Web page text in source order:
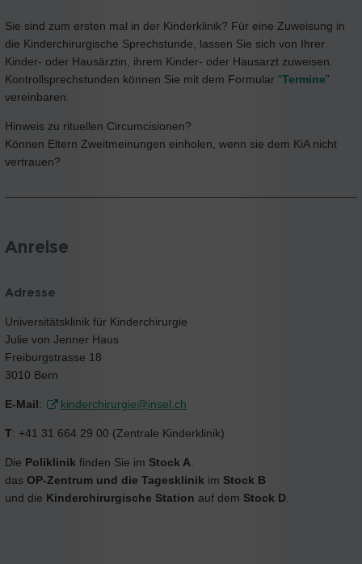
Sie sind zum ersten mal in der Kinderklinik? Für eine Zuweisung in
die Kinderchirurgische Sprechstunde, lassen Sie sich von Ihrer
Kinder- oder Hausärztin, ihrem Kinder- oder Hausarzt zuweisen.
Kontrollsprechstunden können Sie mit dem Formular “Termine”
vereinbaren.
Hinweis zu rituellen Circumcisionen?
Können Eltern Zweitmeinungen einholen, wenn sie dem KiA nicht
vertrauen?
Anreise
Adresse
Universitätsklinik für Kinderchirurgie
Julie von Jenner Haus
Freiburgstrasse 18
3010 Bern
E-Mail: kinderchirurgie@insel.ch
T: +41 31 664 29 00 (Zentrale Kinderklinik)
Die Poliklinik finden Sie im Stock A
das OP-Zentrum und die Tagesklinik im Stock B
und die Kinderchirurgische Station auf dem Stock D